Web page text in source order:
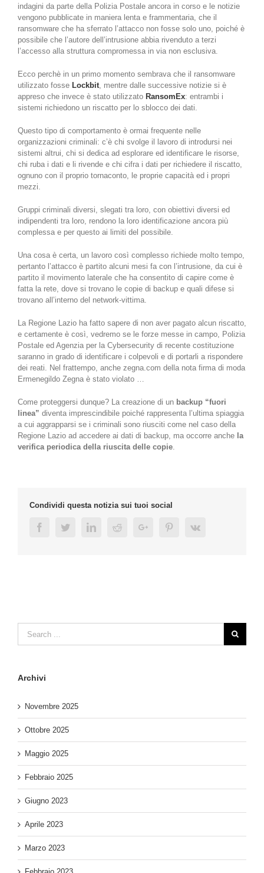
indagini da parte della Polizia Postale ancora in corso e le notizie
vengono pubblicate in maniera lenta e frammentaria, che il
ransomware che ha sferrato l’attacco non fosse solo uno, poiché è
possibile che l’autore dell’intrusione abbia rivenduto a terzi
l’accesso alla struttura compromessa in via non esclusiva.
Ecco perchè in un primo momento sembrava che il ransomware
utilizzato fosse Lockbit, mentre dalle successive notizie si è
appreso che invece è stato utilizzato RansomEx: entrambi i
sistemi richiedono un riscatto per lo sblocco dei dati.
Questo tipo di comportamento è ormai frequente nelle
organizzazioni criminali: c’è chi svolge il lavoro di introdursi nei
sistemi altrui, chi si dedica ad esplorare ed identificare le risorse,
chi ruba i dati e li rivende e chi cifra i dati per richiedere il riscatto,
ognuno con il proprio tornaconto, le proprie capacità ed i propri
mezzi.
Gruppi criminali diversi, slegati tra loro, con obiettivi diversi ed
indipendenti tra loro, rendono la loro identificazione ancora più
complessa e per questo ai limiti del possibile.
Una cosa è certa, un lavoro così complesso richiede molto tempo,
pertanto l’attacco è partito alcuni mesi fa con l’intrusione, da cui è
partito il movimento laterale che ha consentito di capire come è
fatta la rete, dove si trovano le copie di backup e quali difese si
trovano all’interno del network-vittima.
La Regione Lazio ha fatto sapere di non aver pagato alcun riscatto,
e certamente è così, vedremo se le forze messe in campo, Polizia
Postale ed Agenzia per la Cybersecurity di recente costituzione
saranno in grado di identificare i colpevoli e di portarli a rispondere
dei reati. Nel frattempo, anche zegna.com della nota firma di moda
Ermenegildo Zegna è stato violato …
Come proteggersi dunque? La creazione di un backup “fuori
linea” diventa imprescindibile poiché rappresenta l’ultima spiaggia
a cui aggrapparsi se i criminali sono riusciti come nel caso della
Regione Lazio ad accedere ai dati di backup, ma occorre anche la
verifica periodica della riuscita delle copie.
Condividi questa notizia sui tuoi social
FacebookTwitterLinkedinRedditGoogle+ PinterestVk
Archivi
Novembre 2025
Ottobre 2025
Maggio 2025
Febbraio 2025
Giugno 2023
Aprile 2023
Marzo 2023